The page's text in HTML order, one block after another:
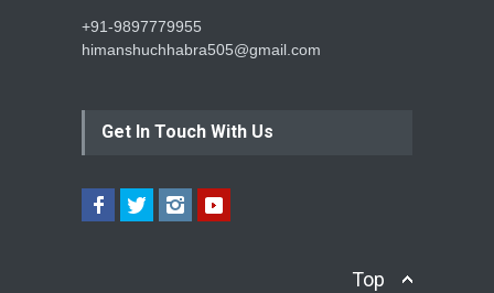
+91-9897779955
himanshuchhabra505@gmail.com
Get In Touch With Us
Top